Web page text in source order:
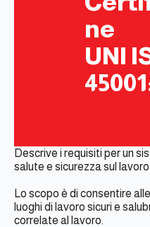
ne
UNI
Descrive i requisiti per un
salute e sicurezza sul
Lo scopo è di consentire
luoghi di lavoro sicuri e
correlate al lavoro.